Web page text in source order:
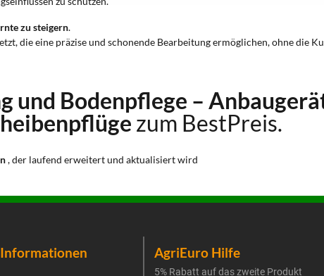
zu steigern.
die eine präzise und schonende Bearbeitung ermöglichen, ohne die
und Bodenpflege –
zum BestPreis.
, der laufend erweitert und aktualisiert wird
AgriEuro Hilfe
5% Rabatt auf das zweite Produkt